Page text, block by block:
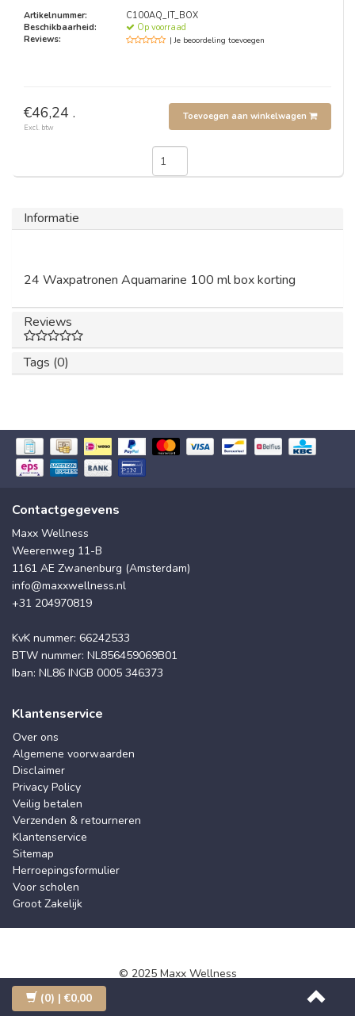
Artikelnummer:
C100AQ_IT_BOX
Beschikbaarheid:
Op voorraad
Reviews:
| Je beoordeling toevoegen
€46,24 .
Excl. btw
Toevoegen aan winkelwagen
Informatie
24 Waxpatronen Aquamarine 100 ml box korting
Reviews
Tags (0)
Contactgegevens
Maxx Wellness
Weerenweg 11-B
1161 AE Zwanenburg (Amsterdam)
info@maxxwellness.nl
+31 204970819
KvK nummer: 66242533
BTW nummer: NL856459069B01
Iban: NL86 INGB 0005 346373
Klantenservice
Over ons
Algemene voorwaarden
Disclaimer
Privacy Policy
Veilig betalen
Verzenden & retourneren
Klantenservice
Sitemap
Herroepingsformulier
Voor scholen
Groot Zakelijk
© 2025 Maxx Wellness
(0) | €0,00